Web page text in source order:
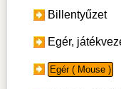
Billentyűzet
Egér,
Egér ( Mouse )